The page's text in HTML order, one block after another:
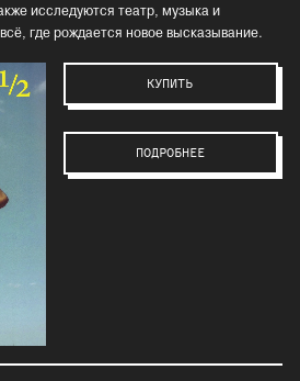
исследуются театр, музыка и
где рождается новое высказывание.
КУПИТЬ
ПОДРОБНЕЕ